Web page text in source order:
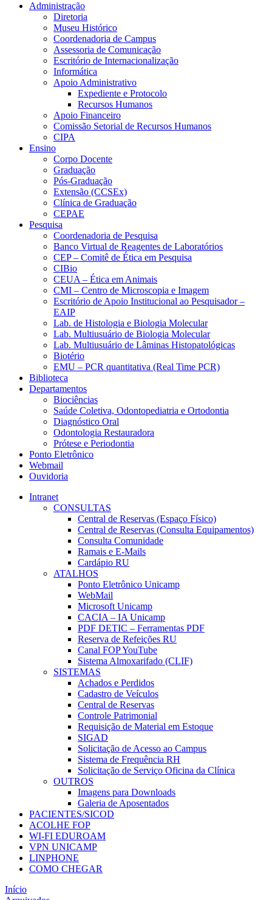
Administração
Diretoria
Museu Histórico
Coordenadoria de Campus
Assessoria de Comunicação
Escritório de Internacionalização
Informática
Apoio Administrativo
Expediente e Protocolo
Recursos Humanos
Apoio Financeiro
Comissão Setorial de Recursos Humanos
CIPA
Ensino
Corpo Docente
Graduação
Pós-Graduação
Extensão (CCSEx)
Clínica de Graduação
CEPAE
Pesquisa
Coordenadoria de Pesquisa
Banco Virtual de Reagentes de Laboratórios
CEP – Comitê de Ética em Pesquisa
CIBio
CEUA – Ética em Animais
CMI – Centro de Microscopia e Imagem
Escritório de Apoio Institucional ao Pesquisador –
EAIP
Lab. de Histologia e Biologia Molecular
Lab. Multiusuário de Biologia Molecular
Lab. Multiusuário de Lâminas Histopatológicas
Biotério
EMU – PCR quantitativa (Real Time PCR)
Biblioteca
Departamentos
Biociências
Saúde Coletiva, Odontopediatria e Ortodontia
Diagnóstico Oral
Odontologia Restauradora
Prótese e Periodontia
Ponto Eletrônico
Webmail
Ouvidoria
Intranet
CONSULTAS
Central de Reservas (Espaço Físico)
Central de Reservas (Consulta Equipamentos)
Consulta Comunidade
Ramais e E-Mails
Cardápio RU
ATALHOS
Ponto Eletrônico Unicamp
WebMail
Microsoft Unicamp
CACIA – IA Unicamp
PDF DETIC – Ferramentas PDF
Reserva de Refeições RU
Canal FOP YouTube
Sistema Almoxarifado (CLIF)
SISTEMAS
Achados e Perdidos
Cadastro de Veículos
Central de Reservas
Controle Patrimonial
Requisição de Material em Estoque
SIGAD
Solicitação de Acesso ao Campus
Sistema de Frequência RH
Solicitação de Serviço Oficina da Clínica
OUTROS
Imagens para Downloads
Galeria de Aposentados
PACIENTES/SICOD
ACOLHE FOP
WI-FI EDUROAM
VPN UNICAMP
LINPHONE
COMO CHEGAR
Início